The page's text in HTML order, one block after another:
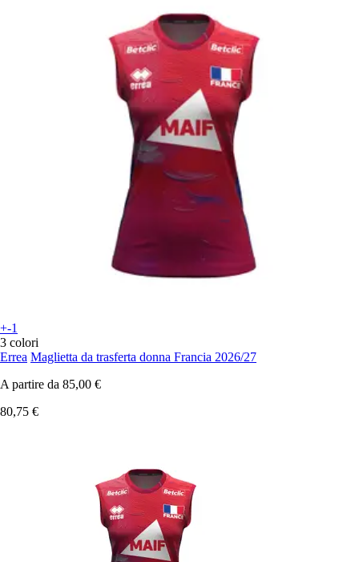
+-1
3 colori
Errea Maglietta da trasferta donna Francia 2026/27
A partire da 85,00 €
80,75 €